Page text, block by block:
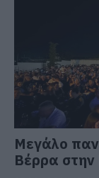
Μεγάλο
Βέρρα στην